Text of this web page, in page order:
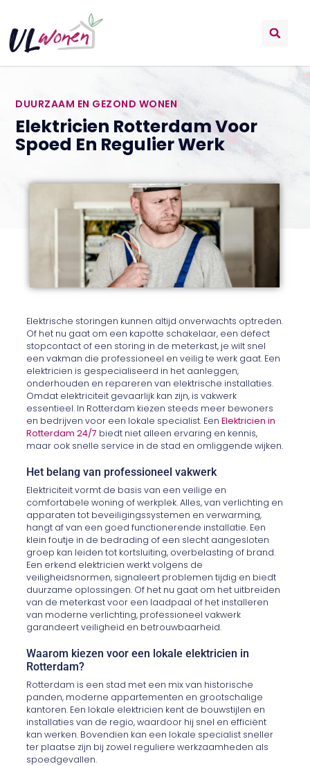
DUURZAAM EN GEZOND WONEN
Elektricien Rotterdam Voor
Spoed En Regulier Werk
Elektrische storingen kunnen altijd onverwachts optreden.
Of het nu gaat om een kapotte schakelaar, een defect
stopcontact of een storing in de meterkast, je wilt snel
een vakman die professioneel en veilig te werk gaat. Een
elektricien is gespecialiseerd in het aanleggen,
onderhouden en repareren van elektrische installaties.
Omdat elektriciteit gevaarlijk kan zijn, is vakwerk
essentieel. In Rotterdam kiezen steeds meer bewoners
en bedrijven voor een lokale specialist. EenElektricien in
Rotterdam 24/7 biedt niet alleen ervaring en kennis,
maar ook snelle service in de stad en omliggende wijken.
Het belang van professioneel vakwerk
Elektriciteit vormt de basis van een veilige en
comfortabele woning of werkplek. Alles, van verlichting en
apparaten tot beveiligingssystemen en verwarming,
hangt af van een goed functionerende installatie. Een
klein foutje in de bedrading of een slecht aangesloten
groep kan leiden tot kortsluiting, overbelasting of brand.
Een erkend elektricien werkt volgens de
veiligheidsnormen, signaleert problemen tijdig en biedt
duurzame oplossingen. Of het nu gaat om het uitbreiden
van de meterkast voor een laadpaal of het installeren
van moderne verlichting, professioneel vakwerk
garandeert veiligheid en betrouwbaarheid.
Waarom kiezen voor een lokale elektricien in
Rotterdam?
Rotterdam is een stad met een mix van historische
panden, moderne appartementen en grootschalige
kantoren. Een lokale elektricien kent de bouwstijlen en
installaties van de regio, waardoor hij snel en efficiënt
kan werken. Bovendien kan een lokale specialist sneller
ter plaatse zijn bij zowel reguliere werkzaamheden als
spoedgevallen.